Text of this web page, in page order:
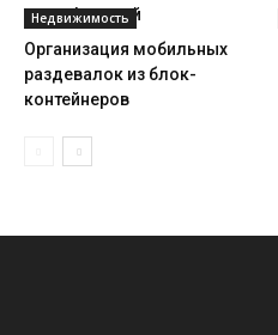
модификаций
Недвижимость
Организация мобильных
раздевалок из блок-
контейнеров